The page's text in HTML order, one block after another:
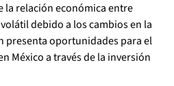
la relación económica entre
debido a los cambios en la
presenta oportunidades para el
México a través de la inversión